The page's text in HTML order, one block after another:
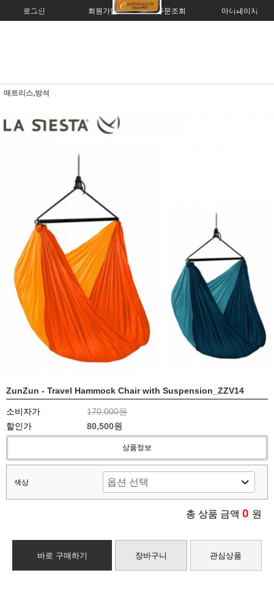
로그인 회원가입 주문조회 마이페이지
매트리스,방석
ZunZun - Travel Hammock Chair with Suspension_ZZV14
소비자가
170,000원
할인가
80,500원
상품정보
색상
총 상품 금액 0 원
바로 구매하기 장바구니 관심상품